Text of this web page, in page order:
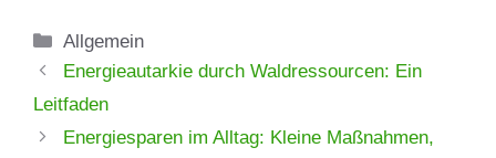
Kategorien
Allgemein
Energieautarkie durch Waldressourcen: Ein
Leitfaden
Energiesparen im Alltag: Kleine Maßnahmen,